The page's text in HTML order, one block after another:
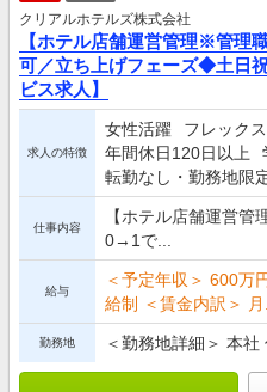
クリアルホテルズ株式会社
【ホテル店舗運営管理※管理
可／立ち上げフェーズ◆土日
ビス求人】
求人の特徴
女性活躍 フレック
年間休日120日以上
転勤なし・勤務地限
仕事内容
【ホテル店舗運営
0→1で...
給与
＜予定年収＞ 600万
給制 ＜賃金内訳＞ 月
勤務地 ＜勤務地詳細＞ 本社